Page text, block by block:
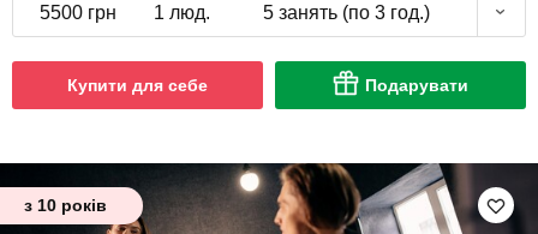
5500 грн 1 люд. 5 занять (по 3 год.)
Купити для себе Подарувати
з 10 років